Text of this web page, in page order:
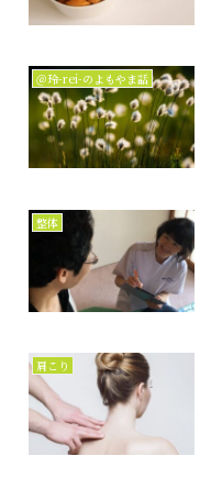
＠玲-rei-のよもやま話
整体
肩こり